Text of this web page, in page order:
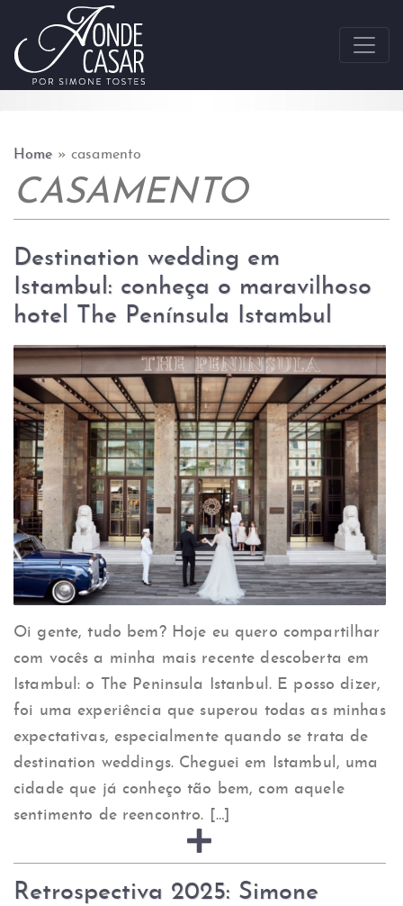
Skip to content
Home »casamento
CASAMENTO
Destination wedding em
Istambul: conheça o maravilhoso
hotel The Península Istambul
Oi gente, tudo bem? Hoje eu quero compartilhar
com vocês a minha mais recente descoberta em
Istambul: o The Peninsula Istanbul. E posso dizer,
foi uma experiência que superou todas as minhas
expectativas, especialmente quando se trata de
destination weddings. Cheguei em Istambul, uma
cidade que já conheço tão bem, com aquele
sentimento de reencontro. […]
Retrospectiva 2025: Simone